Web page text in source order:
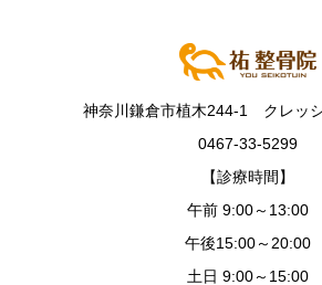
神奈川鎌倉市植木244-1 クレッ
0467-33-5299
【診療時間】
午前 9:00～13:00
午後15:00～20:00
土日 9:00～15:00